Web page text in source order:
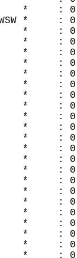
*     :
WSW *
*     :
*     :
*
*     :
*     :
*
*     :
*     :
*     :
*     :
*     :
*
SW       *
*
*     :
*
*     :
*     :
*
*     :
*     :
*